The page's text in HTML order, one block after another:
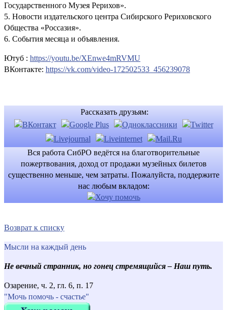
Государственного Музея Рерихов».
5. Новости издательского центра Сибирского Рериховского
Общества «Россазия».
6. События месяца и объявления.
Ютуб : https://youtu.be/XEnwe4mRVMU
ВКонтакте: https://vk.com/video-172502533_456239078
Рассказать друзьям:
Вся работа СибРО ведётся на благотворительные
пожертвования, доход от продажи музейных билетов
существенно меньше, чем затраты. Пожалуйста, поддержите
нас любым вкладом:
Возврат к списку
Мысли на каждый день
Не вечный странник, но гонец стремящийся – Наш путь.
Озарение, ч. 2, гл. 6, п. 17
"Мочь помочь - счастье"